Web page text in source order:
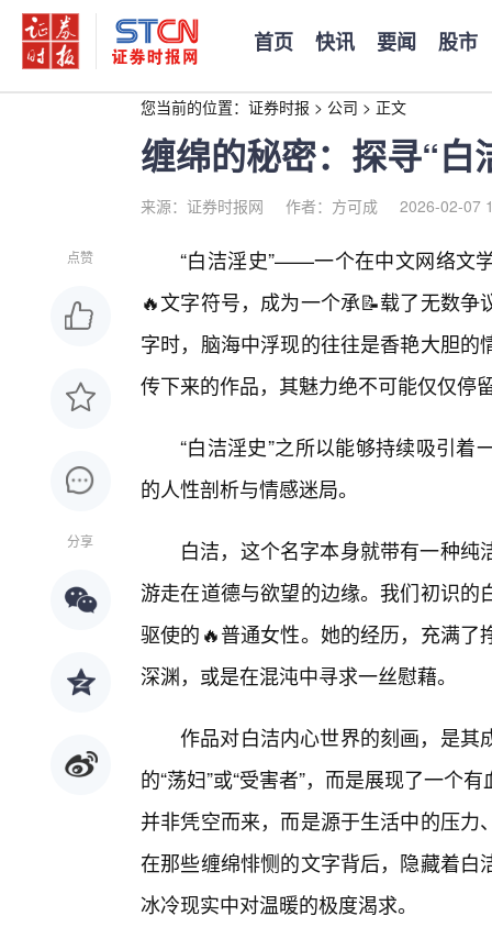
首页 快讯 要闻 股市
您当前的位置： 证券时报 > 公司 > 正文
缠绵的秘密：探寻“
来源：证券时报网 作者：方可成 2026-02-07
点赞
分享
“白洁淫史”——一个在中文网络文
🔥文字符号，成为一个承📝载了无数
字时，脑海中浮现的往往是香艳大胆
传下来的作品，其魅力绝不可能仅仅停
“白洁淫史”之所以能够持续吸引
的人性剖析与情感迷局。
白洁，这个名字本身就带有一种
游走在道德与欲望的边缘。我们初识
驱使的🔥普通女性。她的经历，充满
深渊，或是在混沌中寻求一丝慰藉。
作品对白洁内心世界的刻画，是其
的“荡妇”或“受害者”，而是展现了一个
并非凭空而来，而是源于生活中的压
在那些缠绵悱恻的文字背后，隐藏着
冰冷现实中对温暖的极度渴求。